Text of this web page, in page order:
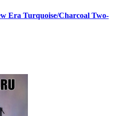
Era Turquoise/Charcoal Two-